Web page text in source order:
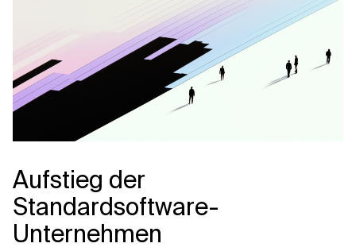
Aufstieg der
Standardsoftware-
Unternehmen